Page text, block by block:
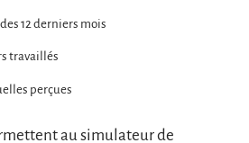
12 derniers mois
travaillés
perçues
au simulateur de